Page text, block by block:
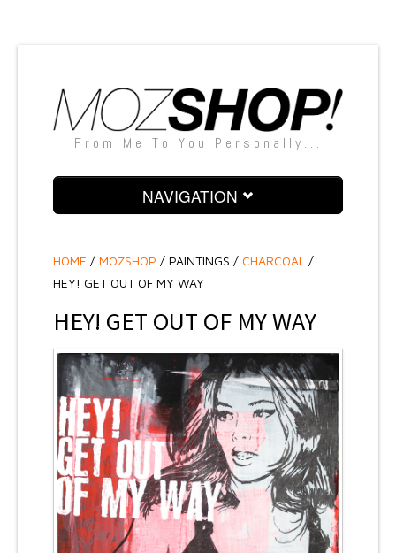
From Me To You Personally...
NAVIGATION
SCULPTURES
TEXTILE
CONTACT
HOME / MOZSHOP / PAINTINGS / CHARCOAL /
HEY! GET OUT OF MY WAY
HEY! GET OUT OF MY WAY